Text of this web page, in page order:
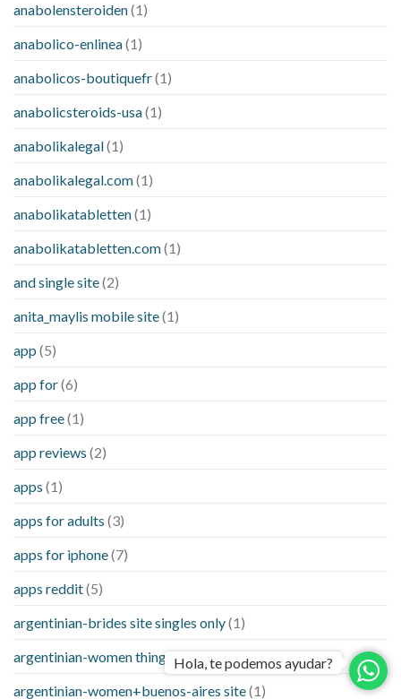
anabolensteroiden(1)
anabolico-enlinea(1)
anabolicos-boutiquefr(1)
anabolicsteroids-usa(1)
anabolikalegal(1)
anabolikalegal.com(1)
anabolikatabletten(1)
anabolikatabletten.com(1)
and single site(2)
anita_maylis mobile site(1)
app (5)
app for(6)
app free(1)
app reviews (2)
apps (1)
apps for adults (3)
apps for iphone(7)
apps reddit(5)
argentinian-brides site singles only(1)
argentinian-women things to know when a(1)
argentinian-women+buenos-aires site(1)
Hola, te podemos ayudar?